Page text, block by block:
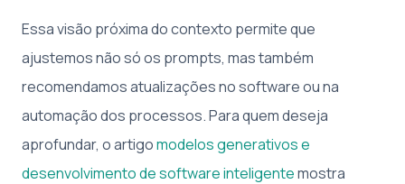
Essa visão próxima do contexto permite que
ajustemos não só os prompts, mas também
recomendamos atualizações no software ou na
automação dos processos. Para quem deseja
aprofundar, o artigomodelos generativos e
desenvolvimento de software inteligentemostra